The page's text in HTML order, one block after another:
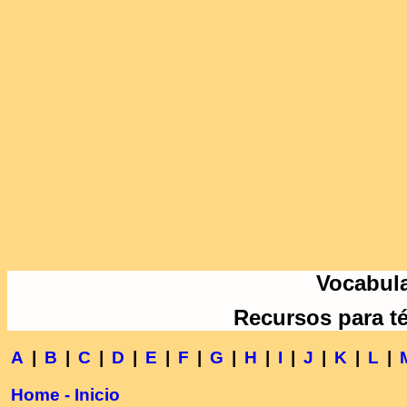
Recursos para
A B C D E F G H I J K L
Home - Inicio